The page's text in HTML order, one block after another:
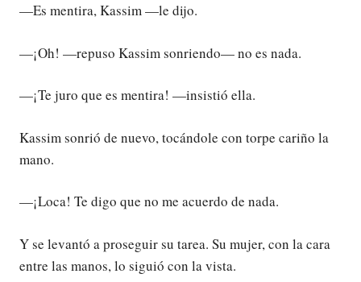
—Es mentira, Kassim —le dijo.
—¡Oh! —repuso Kassim sonriendo— no es nada.
—¡Te juro que es mentira! —insistió ella.
Kassim sonrió de nuevo, tocándole con torpe cariño la
mano.
—¡Loca! Te digo que no me acuerdo de nada.
Y se levantó a proseguir su tarea. Su mujer, con la cara
entre las manos, lo siguió con la vista.